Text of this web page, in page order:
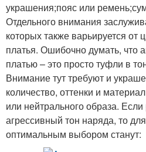
украшения;пояс или
Отдельного внимания
которых также варьируется от
платья. Ошибочно думать, что
платью – это просто туфли в
Внимание тут требуют и
количество, оттенки и
или нейтрального образа.
агрессивный тон наряда, то
оптимальным выбором станут: